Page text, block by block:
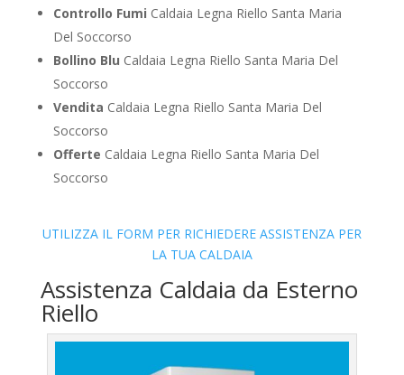
Controllo Fumi Caldaia Legna Riello Santa Maria
Del Soccorso
Bollino Blu Caldaia Legna Riello Santa Maria Del
Soccorso
Vendita Caldaia Legna Riello Santa Maria Del
Soccorso
Offerte Caldaia Legna Riello Santa Maria Del
Soccorso
UTILIZZA IL FORM PER RICHIEDERE ASSISTENZA PER
LA TUA CALDAIA
Assistenza Caldaia da Esterno
Riello